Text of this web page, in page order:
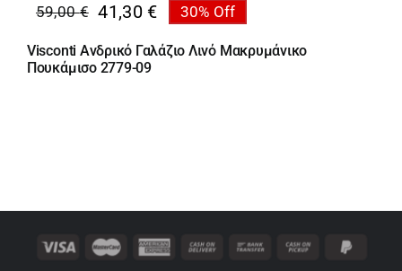
59,00€
Original
price
was:
41,30 €
Η
τρέχουσα
τιμή
30% Off
Visconti Ανδρικό Γαλάζιο Λινό Μακρυμάνικο
Πουκάμισο 2779-09